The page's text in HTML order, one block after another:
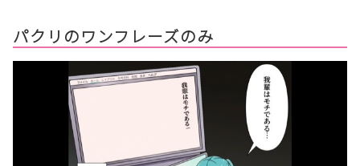
パクリのワンフレーズのみ